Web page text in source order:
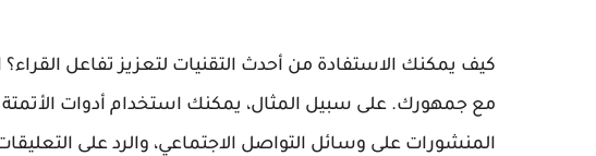
كيف يمكنك الاستفادة من أحدث التقنيات لتعزيز تفاعل القراء؟
مع جمهورك. على سبيل المثال، يمكنك استخدام أدوات الأتمتة
المنشورات على وسائل التواصل الاجتماعي، والرد على